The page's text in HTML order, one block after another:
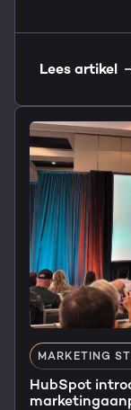
Lees artikel
MARKETING
HubSpot